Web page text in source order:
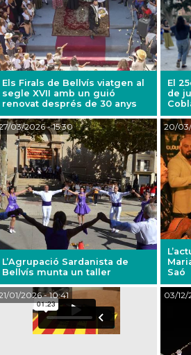
Els Firals de Bellvís viatgen al
segle XVII amb un guió
renovat després de 30 anys
El
de
L’Agrupació Sardanista de
Bellvís munta un taller
03/2026- 15:30
Saó
20/
01/2026- 10:41 03/12/